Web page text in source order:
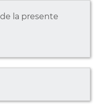
la presente